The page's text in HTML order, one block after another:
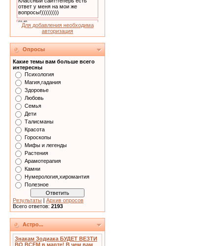
Для добавления необходима
авторизация
Опросы
Какие темы вам больше всего
интересны
Психология
Магия,гадания
Здоровье
Любовь
Семья
Дети
Талисманы
Красота
Гороскопы
Мифы и легенды
Растения
Арамотерапия
Камни
Нумерология,хиромантия
Полезное
Результаты | Архив опросов
Всего ответов: 2193
Астро...
Знакам Зодиака БУДЕТ ВЕЗТИ
ВО ВСЕМ в марте! В чем вам